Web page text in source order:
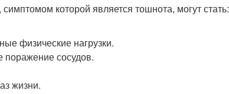
которой является тошнота, могут стать:
физические нагрузки.
поражение сосудов.
жизни.